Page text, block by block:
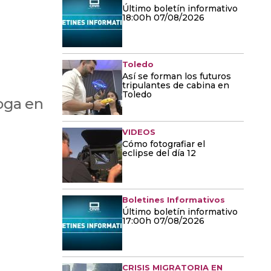
en
Último boletín informativo
18:00h 07/08/2026
Toledo
Así se forman los futuros
tripulantes de cabina en
Toledo
VIDEOS
Cómo fotografiar el
eclipse del día 12
Boletines Informativos
Último boletín informativo
17:00h 07/08/2026
CRISIS MIGRATORIA EN